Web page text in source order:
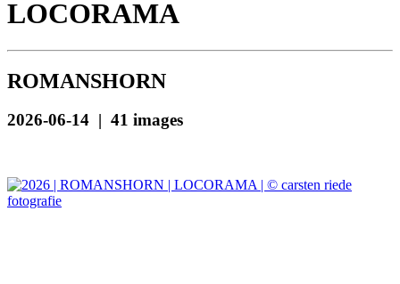
LOCORAMA
ROMANSHORN
2026-06-14 | 41 images